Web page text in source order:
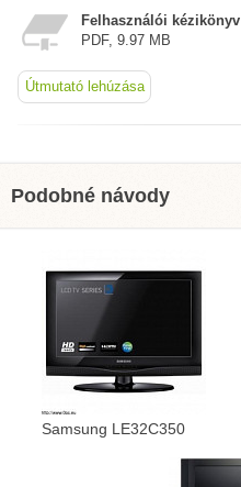
Felhasználói kézikönyv
PDF, 9.97 MB
Útmutató lehúzása
Podobné návody
Samsung LE32C350